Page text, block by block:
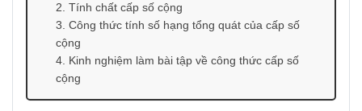
2. Tính chất cấp số cộng
3. Công thức tính số hạng tổng quát của cấp số
cộng
4. Kinh nghiệm làm bài tập về công thức cấp số
cộng